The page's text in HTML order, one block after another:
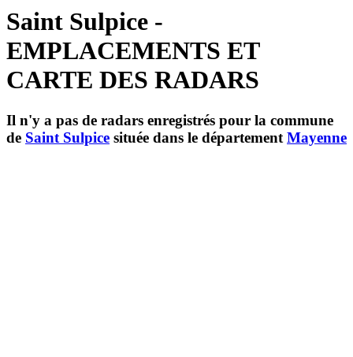
Saint Sulpice -
EMPLACEMENTS ET
CARTE DES RADARS
Il n'y a pas de radars enregistrés pour la commune
de Saint Sulpice située dans le département Mayenne